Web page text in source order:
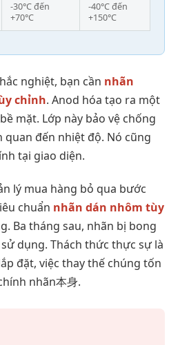
-30°C đến
+70°C
-40°C đến
+150°C
nghiệt, bạn cần nhãn
chỉnh. Anod hóa tạo ra một
mặt. Lớp này bảo vệ chống
quan đến nhiệt độ. Nó cũng
tại giao diện.
lý mua hàng bỏ qua bước
chuẩn nhãn dán nhôm tùy
Ba tháng sau, nhãn bị bong
dụng. Thách thức thực sự là
đặt, việc thay thế chúng tốn
nhãn本身.